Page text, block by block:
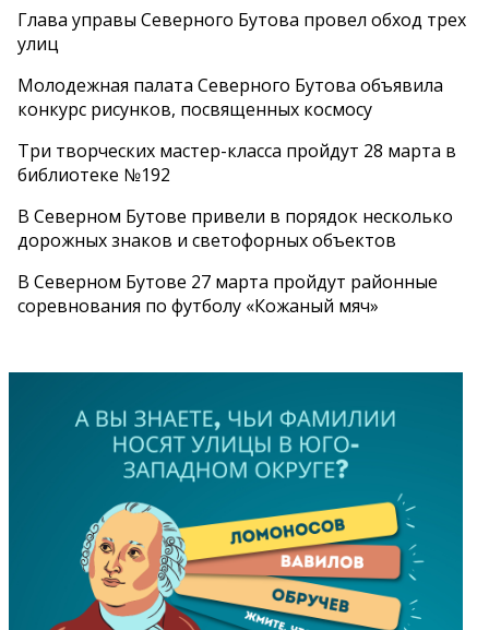
Глава управы Северного Бутова провел обход трех
улиц
Молодежная палата Северного Бутова объявила
конкурс рисунков, посвященных космосу
Три творческих мастер-класса пройдут 28 марта в
библиотеке №192
В Северном Бутове привели в порядок несколько
дорожных знаков и светофорных объектов
В Северном Бутове 27 марта пройдут районные
соревнования по футболу «Кожаный мяч»